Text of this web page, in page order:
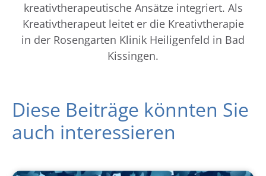
kreativtherapeutische Ansätze integriert. Als
Kreativtherapeut leitet er die Kreativtherapie
in der Rosengarten Klinik Heiligenfeld in Bad
Kissingen.
Diese Beiträge könnten Sie
auch interessieren